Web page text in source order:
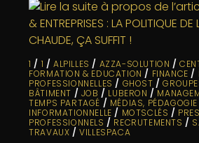
1 / 1 /ALPILLES / AZZA-SOLUTION /
FORMATION & EDUCATION / FINANCE /
PROFESSIONNELLES / GHOST /
BÂTIMENT / JOB / LUBERON /
TEMPS PARTAGÉ / MÉDIAS, PÉDAGOGIE
INFORMATIONNELLE / MOTSCLÉS /
PROFESSIONNELS / RECRUTEMENTS /
TRAVAUX /VILLESPACA